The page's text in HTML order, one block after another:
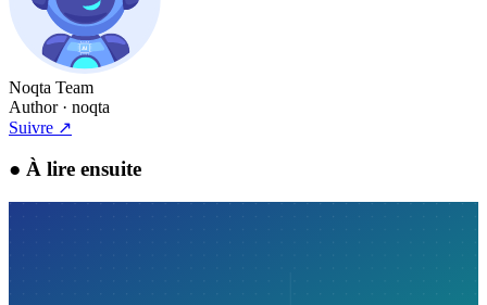
Noqta Team
Author· noqta
Suivre ↗
● À lire ensuite